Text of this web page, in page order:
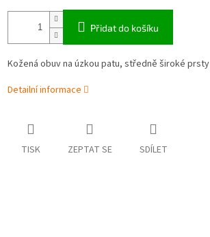
Přidat do košíku
Kožená obuv na úzkou patu, středně široké
Detailní informace
TISK ZEPTAT SE SDÍLET